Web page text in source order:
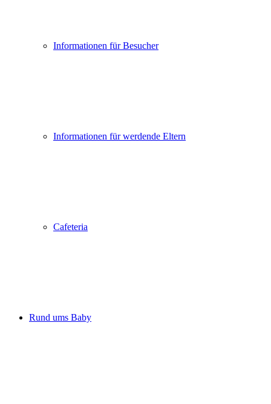
Informationen für Besucher
Informationen für werdende Eltern
Cafeteria
Rund ums Baby